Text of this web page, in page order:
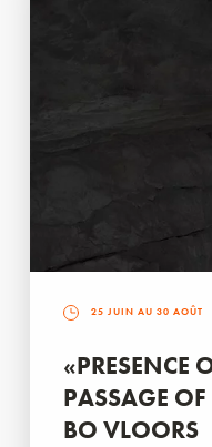
25 JUIN AU 30 AOÛT
«PRESENCE
PASSAGE
BO VLOORS